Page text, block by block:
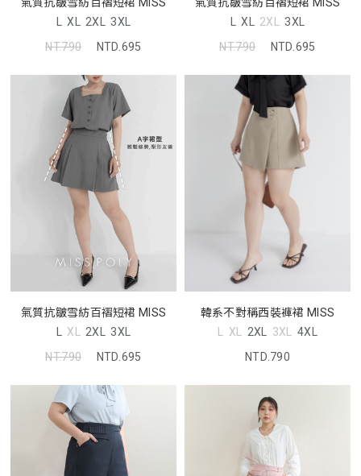
L XL 2XL 3XL
NT.790
NTD.695
L XL 2XL 3XL
NT.790
NTD.695
氣質抗皺雪紡百褶短裙 MISS
L XL 2XL 3XL
NT.790
NTD.695
韓系不對稱西裝褲裙 MISS
L XL 2XL 3XL 4XL
NTD.790